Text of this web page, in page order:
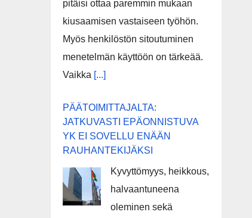
pitäisi ottaa paremmin mukaan
kiusaamisen vastaiseen työhön.
Myös henkilöstön sitoutuminen
menetelmän käyttöön on tärkeää.
Vaikka [...]
PÄÄTOIMITTAJALTA:
JATKUVASTI EPÄONNISTUVA
YK EI SOVELLU ENÄÄN
RAUHANTEKIJÄKSI
Kyvyttömyys, heikkous,
halvaantuneena
oleminen sekä